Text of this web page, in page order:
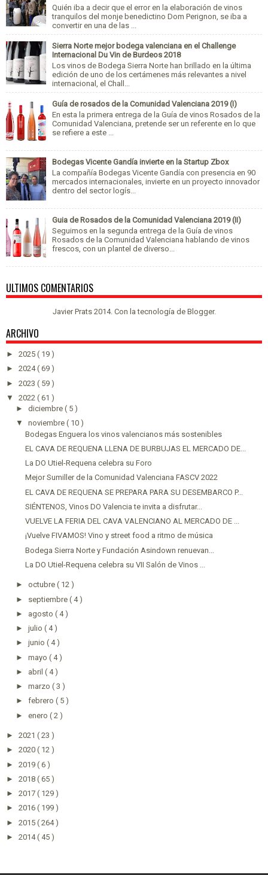
Quién iba a decir que el error en la elaboración de vinos
tranquilos del monje benedictino Dom Perignon, se iba a
convertir en una de las ...
Sierra Norte mejor bodega valenciana en el Challenge
Internacional Du Vin de Burdeos 2018
Los vinos de Bodega Sierra Norte han brillado en la última
edición de uno de los certámenes más relevantes a nivel
internacional, el Chall...
Guía de rosados de la Comunidad Valenciana 2019 (I)
En esta la primera entrega de la Guía de vinos Rosados de la
Comunidad Valenciana, pretende ser un referente en lo que
se refiere a este ...
Bodegas Vicente Gandía invierte en la Startup Zbox
La compañía Bodegas Vicente Gandía con presencia en 90
mercados internacionales, invierte en un proyecto innovador
dentro del sector logís...
Guia de Rosados de la Comunidad Valenciana 2019 (II)
Seguimos en la segunda entrega de la Guía de vinos
Rosados de la Comunidad Valenciana hablando de vinos
frescos, con un plantel de diverso...
ULTIMOS COMENTARIOS
Javier Prats 2014. Con la tecnología de Blogger.
ARCHIVO
► 2025 ( 19 )
► 2024( 69 )
► 2023 ( 59 )
▼ 2022 ( 61 )
► diciembre ( 5 )
▼ noviembre ( 10 )
Bodegas Enguera los vinos valencianos más sostenibles
EL CAVA DE REQUENA LLENA DE BURBUJAS EL MERCADO DE...
La DO Utiel-Requena celebra su Foro
Mejor Sumiller de la Comunidad Valenciana FASCV 2022
EL CAVA DE REQUENA SE PREPARA PARA SU DESEMBARCO P...
SIÉNTENOS, Vinos DO Valencia te invita a disfrutar...
VUELVE LA FERIA DEL CAVA VALENCIANO AL MERCADO DE ...
¡Vuelve FIVAMOS! Vino y street food a ritmo de música
Bodega Sierra Norte y Fundación Asindown renuevan...
La DO Utiel-Requena celebra su VII Salón de Vinos ...
► octubre ( 12 )
► septiembre ( 4 )
► agosto ( 4 )
► julio ( 4 )
► junio ( 4 )
► mayo ( 4 )
► abril ( 4 )
► marzo ( 3 )
► febrero ( 5 )
► enero ( 2 )
► 2021 ( 23 )
► 2020 ( 12 )
► 2019 ( 6 )
► 2018 ( 65 )
► 2017 ( 129 )
► 2016 ( 199 )
► 2015 ( 264 )
► 2014( 45 )